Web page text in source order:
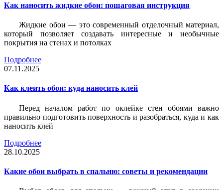
Как наносить жидкие обои: пошаговая инструкция
Жидкие обои — это современный отделочный материал,
который позволяет создавать интересные и необычные
покрытия на стенах и потолках
Подробнее
07.11.2025
Как клеить обои: куда наносить клей
Перед началом работ по оклейке стен обоями важно
правильно подготовить поверхность и разобраться, куда и как
наносить клей
Подробнее
28.10.2025
Какие обои выбрать в спальню: советы и рекомендации